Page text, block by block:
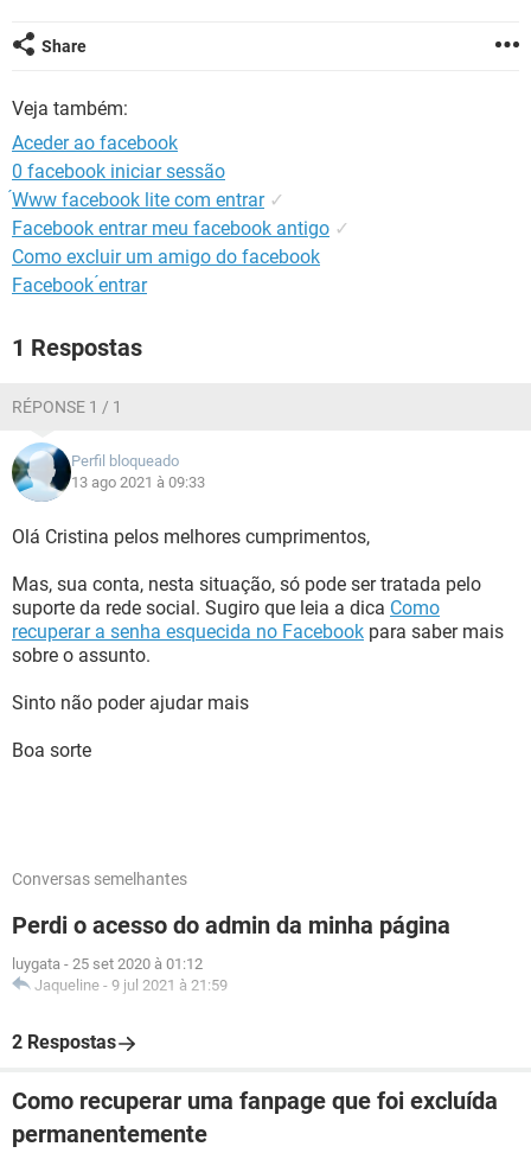
Share
Veja também:
Aceder ao facebook
0 facebook iniciar sessão
́Www facebook lite com entrar ✓
Facebook entrar meu facebook antigo ✓
Como excluir um amigo do facebook
Facebook ́entrar
1 Respostas
RÉPONSE 1 / 1
Perfil bloqueado
13 ago 2021 à 09:33
Olá Cristina pelos melhores cumprimentos,
Mas, sua conta, nesta situação, só pode ser tratada pelo
suporte da rede social. Sugiro que leia a dica Como
recuperar a senha esquecida no Facebook para saber mais
sobre o assunto.
Sinto não poder ajudar mais
Boa sorte
Conversas semelhantes
Perdi o acesso do admin da minha página
luygata - 25 set 2020 à 01:12
Jaqueline - 9 jul 2021 à 21:59
2 Respostas
Como recuperar uma fanpage que foi excluída
permanentemente